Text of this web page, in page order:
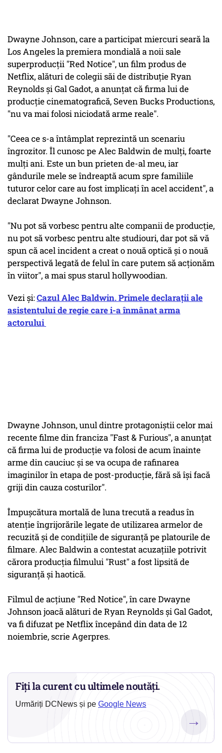
Dwayne Johnson, care a participat miercuri seară la
Los Angeles la premiera mondială a noii sale
superproducţii "Red Notice", un film produs de
Netflix, alături de colegii săi de distribuţie Ryan
Reynolds şi Gal Gadot, a anunţat că firma lui de
producţie cinematografică, Seven Bucks Productions,
"nu va mai folosi niciodată arme reale".
"Ceea ce s-a întâmplat reprezintă un scenariu
îngrozitor. Îl cunosc pe Alec Baldwin de mulţi, foarte
mulţi ani. Este un bun prieten de-al meu, iar
gândurile mele se îndreaptă acum spre familiile
tuturor celor care au fost implicaţi în acel accident", a
declarat Dwayne Johnson.
"Nu pot să vorbesc pentru alte companii de producţie,
nu pot să vorbesc pentru alte studiouri, dar pot să vă
spun că acel incident a creat o nouă optică şi o nouă
perspectivă legată de felul în care putem să acţionăm
în viitor", a mai spus starul hollywoodian.
Vezi și:Cazul Alec Baldwin. Primele declarații ale
asistentului de regie care i-a înmânat arma
actorului
Dwayne Johnson, unul dintre protagoniştii celor mai
recente filme din franciza "Fast & Furious", a anunţat
că firma lui de producţie va folosi de acum înainte
arme din cauciuc şi se va ocupa de rafinarea
imaginilor în etapa de post-producţie, fără să îşi facă
griji din cauza costurilor".
Împuşcătura mortală de luna trecută a readus în
atenţie îngrijorările legate de utilizarea armelor de
recuzită şi de condiţiile de siguranţă pe platourile de
filmare. Alec Baldwin a contestat acuzaţiile potrivit
cărora producţia filmului "Rust" a fost lipsită de
siguranţă şi haotică.
Filmul de acţiune "Red Notice", în care Dwayne
Johnson joacă alături de Ryan Reynolds şi Gal Gadot,
va fi difuzat pe Netflix începând din data de 12
noiembrie, scrie Agerpres.
Fiți la curent cu ultimele noutăți.
Urmăriți DCNews și pe Google News
→